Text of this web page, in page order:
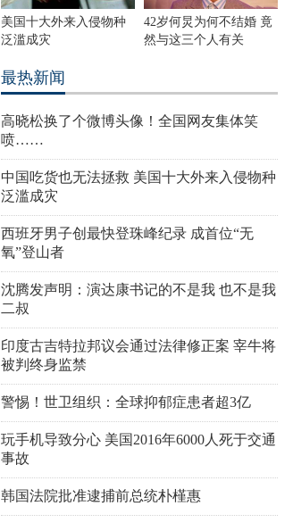
美国十大外来入侵物种
泛滥成灾
42岁何炅为何不结婚 竟
然与这三个人有关
最热新闻
高晓松换了个微博头像！全国网友集体笑
喷……
中国吃货也无法拯救 美国十大外来入侵物种
泛滥成灾
西班牙男子创最快登珠峰纪录 成首位“无
氧”登山者
沈腾发声明：演达康书记的不是我 也不是我
二叔
印度古吉特拉邦议会通过法律修正案 宰牛将
被判终身监禁
警惕！世卫组织：全球抑郁症患者超3亿
玩手机导致分心 美国2016年6000人死于交通
事故
韩国法院批准逮捕前总统朴槿惠